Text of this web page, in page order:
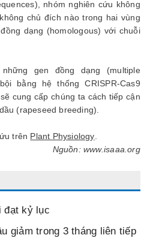
nhóm nghiên cứu không
chủ đích nào trong hai vùng
dạng (homologous) với chuỗi
gen đồng dạng (multiple
bằng hệ thống CRISPR-Cas9
cung cấp chúng ta cách tiếp cận
(rapeseed breeding).
trên Plant Physiology
Nguồn: www.isaaa.org
đạt kỷ lục
giảm trong 3 tháng liên tiếp